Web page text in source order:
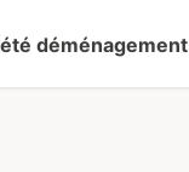
déménagement